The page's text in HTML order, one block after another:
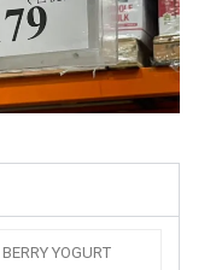
YOGURT